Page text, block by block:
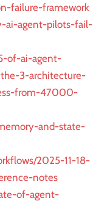
failure-framework
ai-agent-pilots-fail-
of-ai-agent-
3-architecture-
from-47000-
and-state-
2025-11-18-
notes
of-agent-